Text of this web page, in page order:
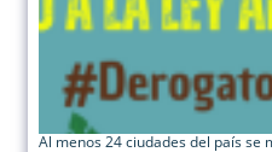
Al menos 24 ciudades del país se